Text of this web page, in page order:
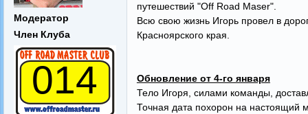
Модератор
Член Клуба
014
путешествий "Off Road Maser".
Всю свою жизнь Игорь провел в
Красноярского края.
Обновление от 4-го января
Тело Игоря, силами команды,
Точная дата похорон на настоящий